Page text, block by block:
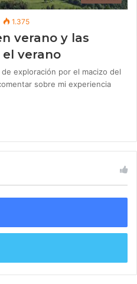
1.375
verano y las
verano
exploración por el macizo del
sobre mi experiencia